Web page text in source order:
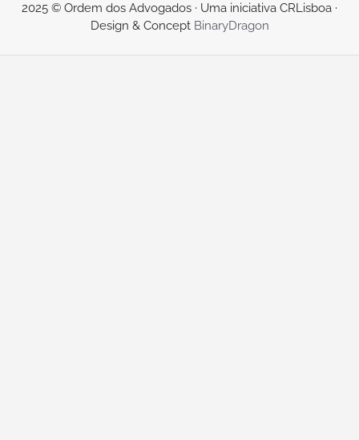
2025 © Ordem dos Advogados · Uma iniciativa CRLisboa ·
Design & Concept BinaryDragon